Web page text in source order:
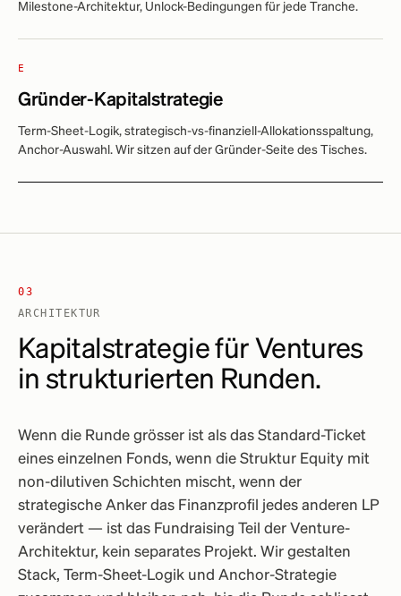
Milestone-Architektur, Unlock-Bedingungen für jede Tranche.
E
Gründer-Kapitalstrategie
Term-Sheet-Logik, strategisch-vs-finanziell-Allokationsspaltung,
Anchor-Auswahl. Wir sitzen auf der Gründer-Seite des Tisches.
03
ARCHITEKTUR
Kapitalstrategie für Ventures
in strukturierten Runden.
Wenn die Runde grösser ist als das Standard-Ticket
eines einzelnen Fonds, wenn die Struktur Equity mit
non-dilutiven Schichten mischt, wenn der
strategische Anker das Finanzprofil jedes anderen LP
verändert — ist das Fundraising Teil der Venture-
Architektur, kein separates Projekt. Wir gestalten
Stack, Term-Sheet-Logik und Anchor-Strategie